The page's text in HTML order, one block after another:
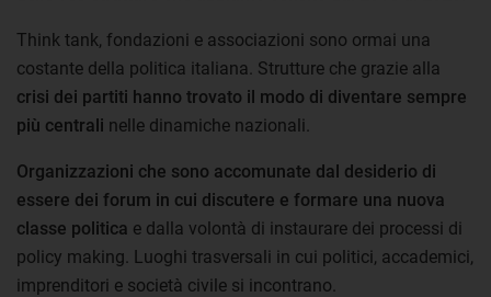
Think tank, fondazioni e associazioni sono ormai una
costante della politica italiana. Strutture che grazie alla
crisi dei partiti hanno trovato il modo di diventare sempre
più centrali nelle dinamiche nazionali.
Organizzazioni che sono accomunate dal desiderio di
essere dei forum in cui discutere e formare una nuova
classe politica e dalla volontà di instaurare dei processi di
policy making. Luoghi trasversali in cui politici, accademici,
imprenditori e società civile si incontrano.